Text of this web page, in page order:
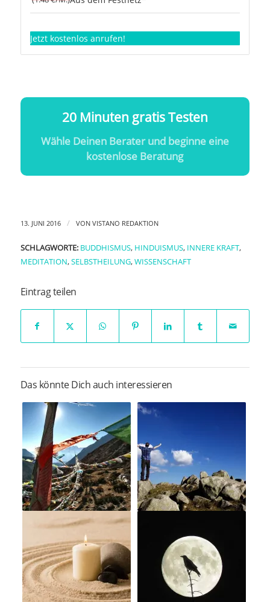
Jetzt kostenlos anrufen!
20 Minuten gratis Testen
Wähle Deinen Berater und beginne eine
kostenlose Beratung
13. JUNI 2016 / VON VISTANO REDAKTION
SCHLAGWORTE: BUDDHISMUS, HINDUISMUS, INNERE KRAFT,
MEDITATION,SELBSTHEILUNG,WISSENSCHAFT
Eintrag teilen
Das könnte Dich auch interessieren